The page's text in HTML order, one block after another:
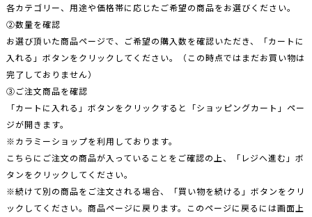
各カテゴリー、用途や価格帯に応じたご希望の商品をお選びください。
②数量を確認
お選び頂いた商品ページで、ご希望の購入数を確認いただき、「カートに
入れる」ボタンをクリックしてください。（この時点ではまだお買い物は
完了しておりません）
③ご注文商品を確認
「カートに入れる」ボタンをクリックすると「ショッピングカート」ペー
ジが開きます。
※カラミーショップを利用しております。
こちらにご注文の商品が入っていることをご確認の上、「レジへ進む」ボ
タンをクリックしてください。
※続けて別の商品をご注文される場合、「買い物を続ける」ボタンをクリ
ックしてください。商品ページに戻ります。このページに戻るには画面上